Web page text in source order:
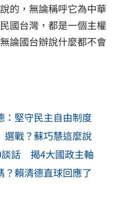
的，無論稱呼它為中華
國台灣，都是一個主權
論國台辦說什麼都不會
堅守民主自由制度
選戰？蘇巧慧這麼說
談話 揭4大國政主軸
？賴清德直球回應了